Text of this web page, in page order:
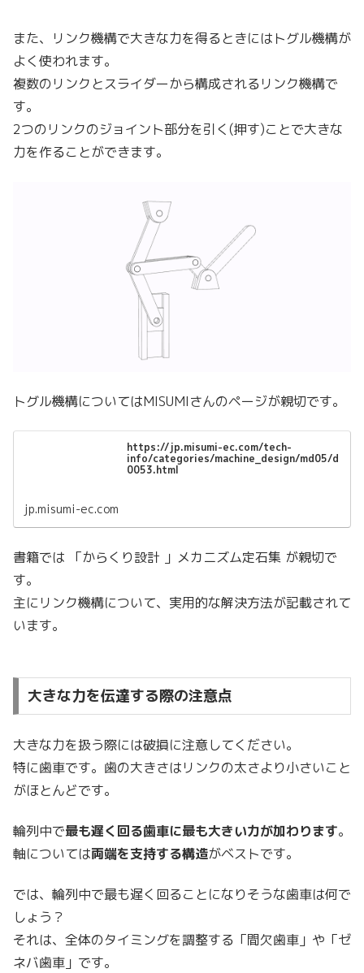
また、リンク機構で大きな力を得るときにはトグル機構が
よく使われます。
複数のリンクとスライダーから構成されるリンク機構で
す。
2つのリンクのジョイント部分を引く(押す)ことで大きな
力を作ることができます。
トグル機構についてはMISUMIさんのページが親切です。
https://jp.misumi-ec.com/tech-
info/categories/machine_design/md05/d
0053.html
jp.misumi-ec.com
書籍では 「からくり設計 」メカニズム定石集 が親切で
す。
主にリンク機構について、実用的な解決方法が記載されて
います。
大きな力を伝達する際の注意点
大きな力を扱う際には破損に注意してください。
特に歯車です。歯の大きさはリンクの太さより小さいこと
がほとんどです。
輪列中で最も遅く回る歯車に最も大きい力が加わります。
軸については両端を支持する構造がベストです。
では、輪列中で最も遅く回ることになりそうな歯車は何で
しょう？
それは、全体のタイミングを調整する「間欠歯車」や「ゼ
ネバ歯車」です。